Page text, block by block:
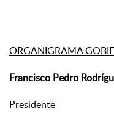
ORGANIGRAMA
Francisco Pedro
Presidente